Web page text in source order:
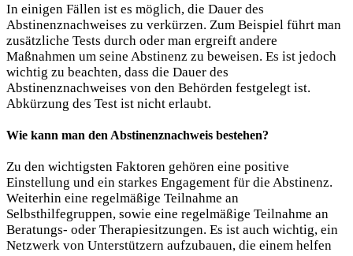
In einigen Fällen ist es möglich, die Dauer des
Abstinenznachweises zu verkürzen. Zum Beispiel führt man
zusätzliche Tests durch oder man ergreift andere
Maßnahmen um seine Abstinenz zu beweisen. Es ist jedoch
wichtig zu beachten, dass die Dauer des
Abstinenznachweises von den Behörden festgelegt ist.
Abkürzung des Test ist nicht erlaubt.
Wie kann man den Abstinenznachweis bestehen?
Zu den wichtigsten Faktoren gehören eine positive
Einstellung und ein starkes Engagement für die Abstinenz.
Weiterhin eine regelmäßige Teilnahme an
Selbsthilfegruppen, sowie eine regelmäßige Teilnahme an
Beratungs- oder Therapiesitzungen. Es ist auch wichtig, ein
Netzwerk von Unterstützern aufzubauen, die einem helfen